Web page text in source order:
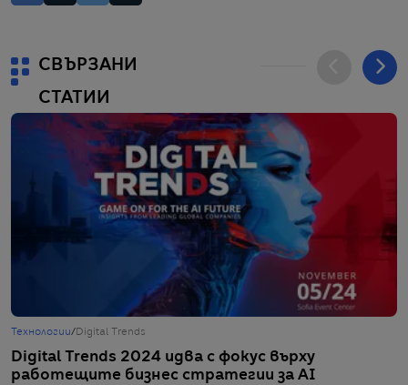
СВЪРЗАНИ
СТАТИИ
Технологии/ Digital Trends
Digital Trends 2024 идва с фокус върху
работещите бизнес стратегии за AI